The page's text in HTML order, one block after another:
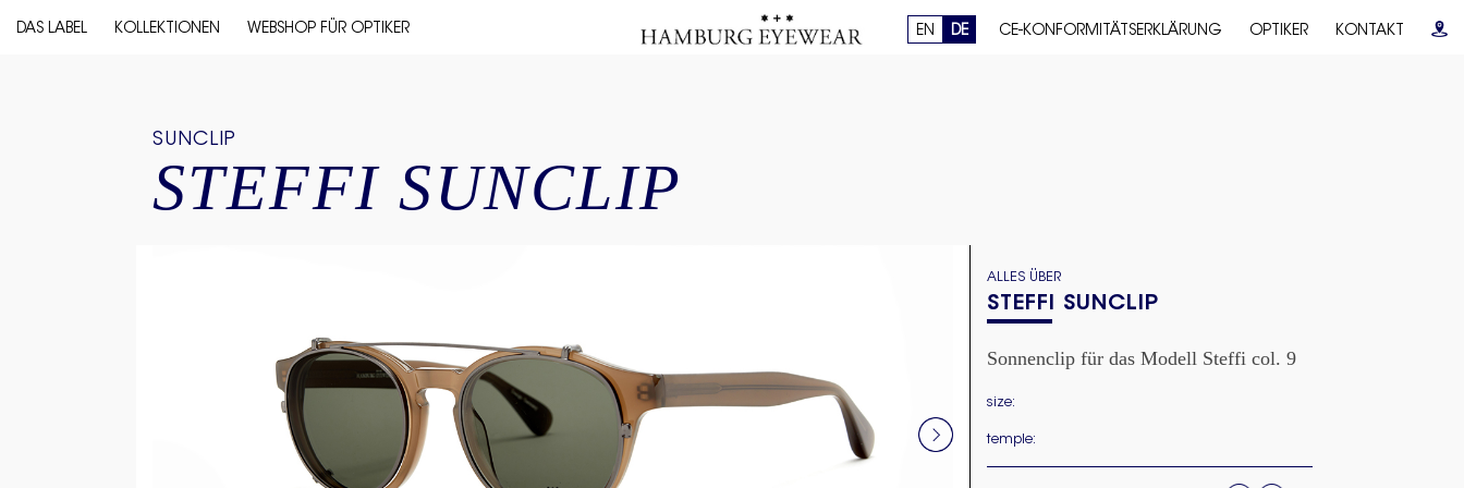
DAS LABEL KOLLEKTIONEN WEBSHOP FÜR OPTIKER EN DE CE-KONFORMITÄTSERKLÄRUNG OPTIKER KONTAKT
SUNCLIP
STEFFI SUNCLIP
ALLES ÜBER
STEFFI SUNCLIP
Sonnenclip für das Modell Steffi col. 9
size:
temple: